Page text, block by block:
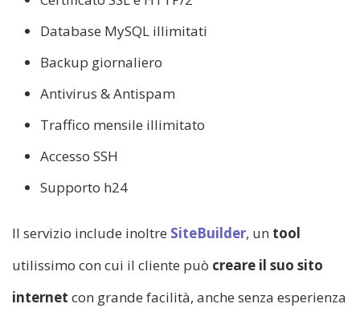
Database MySQL illimitati
Backup giornaliero
Antivirus & Antispam
Traffico mensile illimitato
Accesso SSH
Supporto h24
Il servizio include inoltre SiteBuilder, un tool
utilissimo con cui il cliente può creare il suo sito
internet con grande facilità, anche senza esperienza